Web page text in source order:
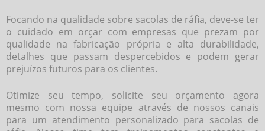
Focando na qualidade sobre sacolas de ráfia, deve-se ter
o cuidado em orçar com empresas que prezam por
qualidade na fabricação própria e alta durabilidade,
detalhes que passam despercebidos e podem gerar
prejuízos futuros para os clientes.
Otimize seu tempo, solicite seu orçamento agora
mesmo com nossa equipe através de nossos canais
para um atendimento personalizado para sacolas de